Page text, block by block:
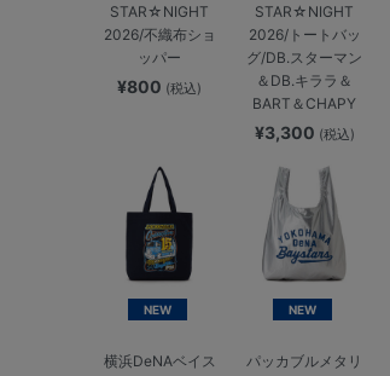
STAR☆NIGHT
2026/不織布ショ
ッパー
¥800 (税込)
STAR☆NIGHT
2026/トートバッ
グ/DB.スターマン
＆DB.キララ＆
BART＆CHAPY
¥3,300 (税込)
NEW
横浜DeNAベイス
NEW
パッカブルメタリ